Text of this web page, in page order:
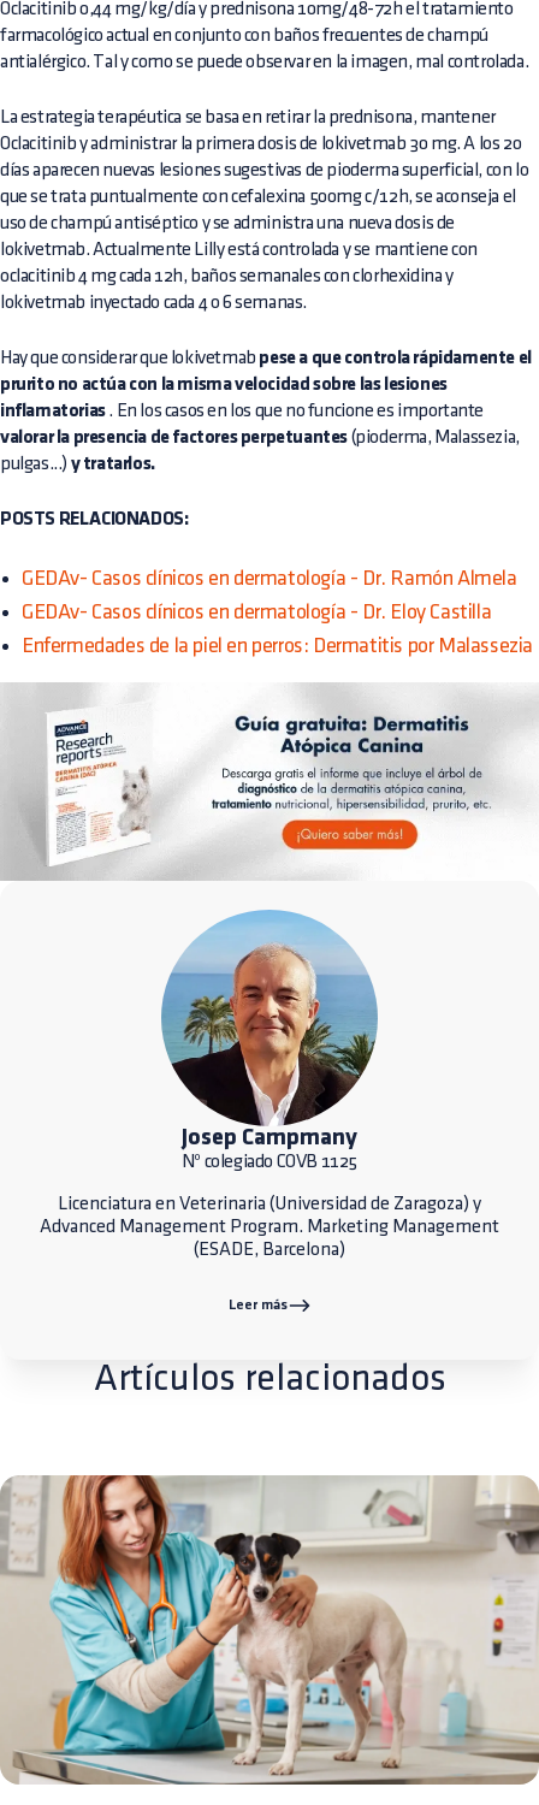
Oclacitinib 0,44 mg/kg/día y prednisona 10mg/48-72h el tratamiento
farmacológico actual en conjunto con baños frecuentes de champú
antialérgico. Tal y como se puede observar en la imagen, mal controlada.
La estrategia terapéutica se basa en retirar la prednisona, mantener
Oclacitinib y administrar la primera dosis de lokivetmab 30 mg. A los 20
días aparecen nuevas lesiones sugestivas de pioderma superficial, con lo
que se trata puntualmente con cefalexina 500mg c/12h, se aconseja el
uso de champú antiséptico y se administra una nueva dosis de
lokivetmab. Actualmente Lilly está controlada y se mantiene con
oclacitinib 4 mg cada 12h, baños semanales con clorhexidina y
lokivetmab inyectado cada 4 o 6 semanas.
Hay que considerar que lokivetmab pese a que controla rápidamente el
prurito no actúa con la misma velocidad sobre las lesiones
inflamatorias. En los casos en los que no funcione es importante
valorar la presencia de factores perpetuantes (pioderma, Malassezia,
pulgas...) y tratarlos.
POSTS RELACIONADOS:
GEDAv- Casos clínicos en dermatología - Dr. Ramón Almela
GEDAv- Casos clínicos en dermatología - Dr. Eloy Castilla
Enfermedades de la piel en perros: Dermatitis por Malassezia
Josep Campmany
Nº colegiado COVB 1125
Licenciatura en Veterinaria (Universidad de Zaragoza) y
Advanced Management Program. Marketing Management
(ESADE, Barcelona)
Leer más
Artículos relacionados